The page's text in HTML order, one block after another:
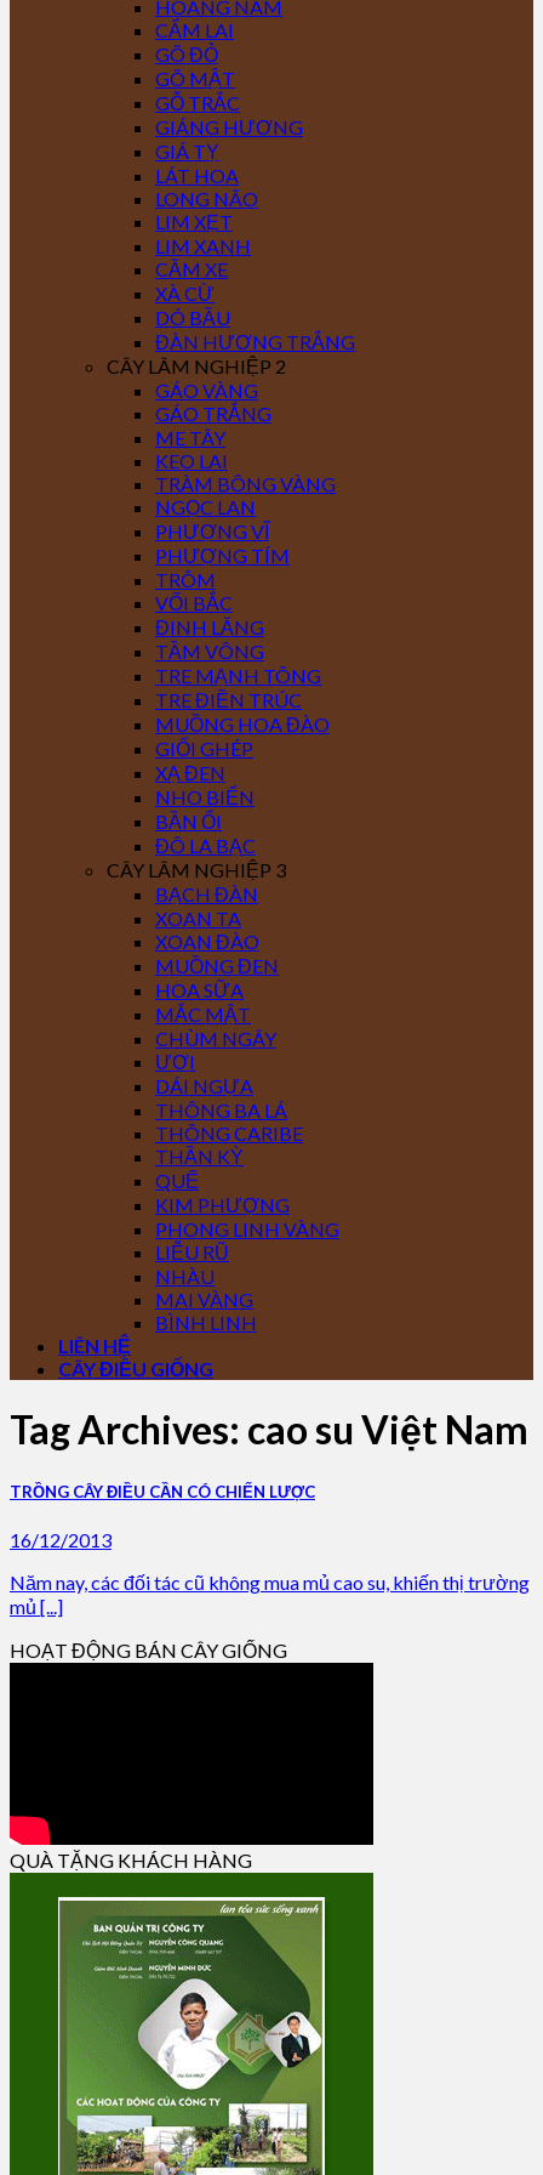
HOÀNG NAM
CẨM LAI
GÕ ĐỎ
GÕ MẬT
GỖ TRẮC
GIÁNG HƯƠNG
GIÁ TỴ
LÁT HOA
LONG NÃO
LIM XẸT
LIM XANH
CĂM XE
XÀ CỪ
DÓ BẦU
ĐÀN HƯƠNG TRẮNG
CÂY LÂM NGHIỆP 2
GÁO VÀNG
GÁO TRẮNG
ME TÂY
KEO LAI
TRÀM BÔNG VÀNG
NGỌC LAN
PHƯỢNG VĨ
PHƯỢNG TÍM
TRÔM
VỐI BẮC
ĐINH LĂNG
TẦM VÔNG
TRE MẠNH TÔNG
TRE ĐIỀN TRÚC
MUỒNG HOA ĐÀO
GIỔI GHÉP
XẠ ĐEN
NHO BIỂN
BẦN ỔI
ĐÔ LA BẠC
CÂY LÂM NGHIỆP 3
BẠCH ĐÀN
XOAN TA
XOAN ĐÀO
MUỒNG ĐEN
HOA SỮA
MẮC MẬT
CHÙM NGÂY
ƯƠI
DÁI NGỰA
THÔNG BA LÁ
THÔNG CARIBE
THẦN KỲ
QUẾ
KIM PHƯỢNG
PHONG LINH VÀNG
LIỄU RŨ
NHÀU
MAI VÀNG
BÌNH LINH
LIÊN HỆ
CÂY ĐIỀU GIỐNG
Tag Archives: cao su Việt Nam
TRỒNG CÂY ĐIỀU CẦN CÓ CHIẾN LƯỢC
16/12/2013
Năm nay, các đối tác cũ không mua mủ cao su, khiến thị trường
mủ [...]
HOẠT ĐỘNG BÁN CÂY GIỐNG
QUÀ TẶNG KHÁCH HÀNG